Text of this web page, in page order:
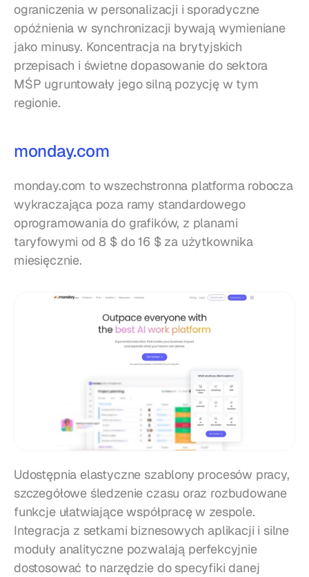
ograniczenia w personalizacji i sporadyczne
opóźnienia w synchronizacji bywają wymieniane
jako minusy. Koncentracja na brytyjskich
przepisach i świetne dopasowanie do sektora
MŚP ugruntowały jego silną pozycję w tym
regionie.
monday.com
monday.com to wszechstronna platforma robocza
wykraczająca poza ramy standardowego
oprogramowania do grafików, z planami
taryfowymi od 8 $ do 16 $ za użytkownika
miesięcznie.
Udostępnia elastyczne szablony procesów pracy,
szczegółowe śledzenie czasu oraz rozbudowane
funkcje ułatwiające współpracę w zespole.
Integracja z setkami biznesowych aplikacji i silne
moduły analityczne pozwalają perfekcyjnie
dostosować to narzędzie do specyfiki danej